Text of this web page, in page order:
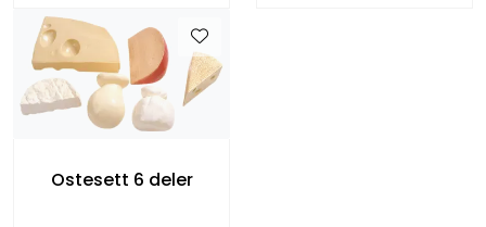
Ostesett 6 deler